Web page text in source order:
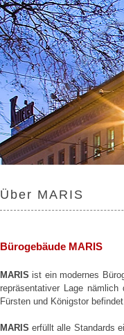
Über MARIS
Bürogebäude MARIS
MARISist ein modernes
repräsentativer Lage
Fürsten und Königstor
MARIS erfüllt alle Standards